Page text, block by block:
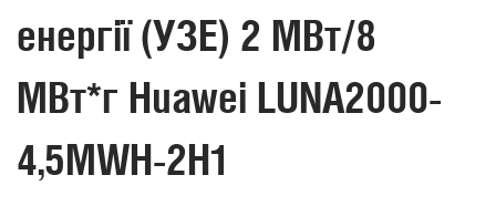
енергії (УЗЕ) 2 МВт/8
МВт*г Huawei LUNA2000-
4,5MWH-2H1